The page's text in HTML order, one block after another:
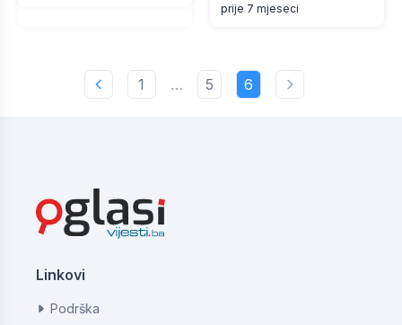
prije 7 mjeseci
1 … 5 6
Linkovi
Podrška